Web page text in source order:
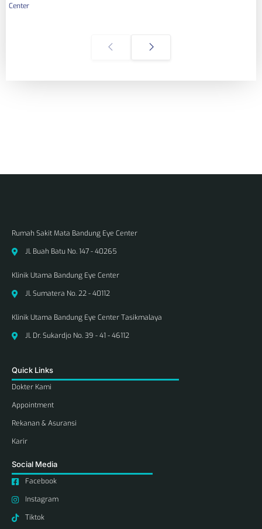
Center
Rumah Sakit Mata Bandung Eye Center
Jl. Buah Batu No. 147 - 40265
Klinik Utama Bandung Eye Center
Jl. Sumatera No. 22 - 40112
Klinik Utama Bandung Eye Center Tasikmalaya
Jl. Dr. Sukardjo No. 39 - 41 - 46112
Quick Links
Dokter Kami
Appointment
Rekanan & Asuransi
Karir
Social Media
Facebook
Instagram
Tiktok